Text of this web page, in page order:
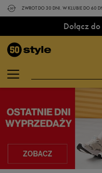
ZWROT DO 30 DNI. W KLUBIE DO 60
Dołącz